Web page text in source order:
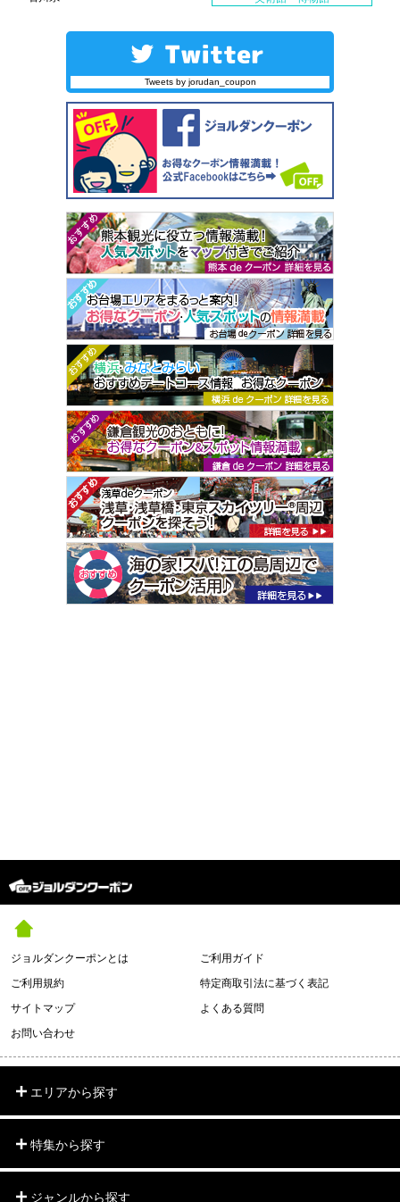
Tweets by jorudan_coupon
ジョルダンクーポンとは
ご利用ガイド
ご利用規約
特定商取引法に基づく表記
サイトマップ
よくある質問
お問い合わせ
エリアから探す
特集から探す
ジャンルから探す